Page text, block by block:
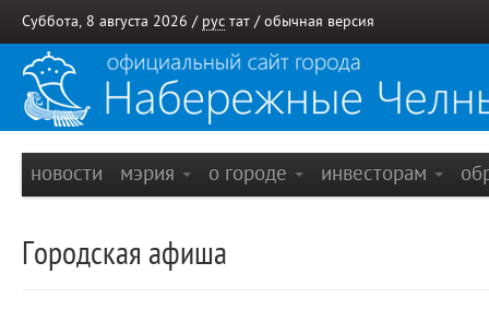
Суббота, 8 августа 2026 / рус тат / обычная версия
новости мэрия о городе инвесторам
Городская афиша